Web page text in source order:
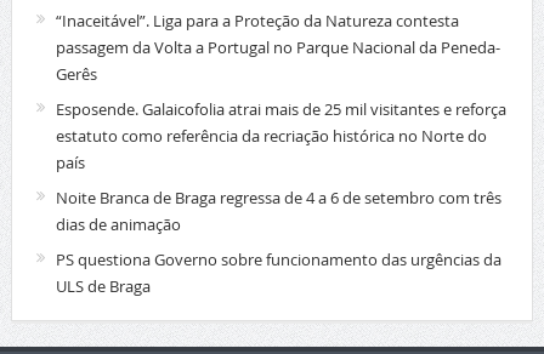
“Inaceitável”. Liga para a Proteção da Natureza contesta
passagem da Volta a Portugal no Parque Nacional da Peneda-
Gerês
Esposende. Galaicofolia atrai mais de 25 mil visitantes e reforça
estatuto como referência da recriação histórica no Norte do
país
Noite Branca de Braga regressa de 4 a 6 de setembro com três
dias de animação
PS questiona Governo sobre funcionamento das urgências da
ULS de Braga